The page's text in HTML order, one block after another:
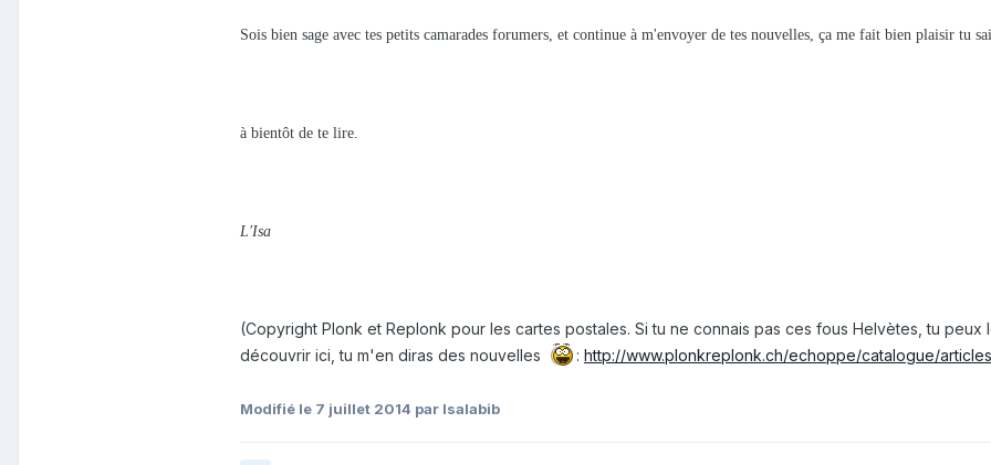
Sois bien sage avec tes petits camarades forumers, et continue à m'envoyer de tes nouvelles, ça me fait bien plaisir tu
à bientôt de te lire.
L'Isa
(Copyright Plonk et Replonk pour les cartes postales. Si tu ne connais pas ces fous Helvètes, tu peux
découvrir ici, tu m'en diras des nouvelles
: http://www.plonkreplonk.ch/echoppe/catalogue/
Modifié le 7 juillet 2014 par Isalabib